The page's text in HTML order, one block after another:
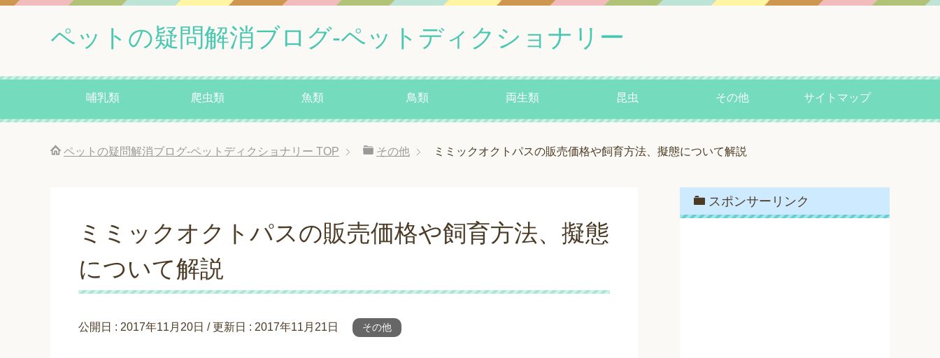
ペットの疑問解消ブログ-ペットディクショナリー
哺乳類 爬虫類 魚類 鳥類 両生類 昆虫 その他 サイトマップ
ペットの疑問解消ブログ-ペットディクショナリー TOP その他 ミミックオクトパスの販売価格や飼育方法、擬態について解説
ミミックオクトパスの販売価格や飼育方法、擬態
について解説
公開日 : 2017年11月20日 / 更新日 : 2017年11月21日 その他
スポンサーリンク